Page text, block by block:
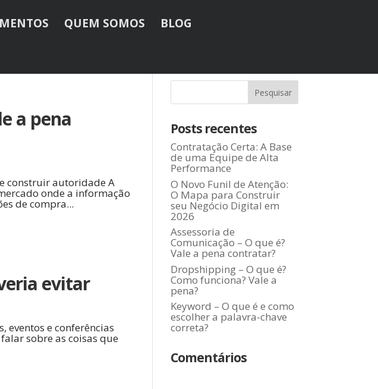
QUEM SOMOS
BLOG
a pena
construir autoridade A
onde a informação
de compra...
evitar
eventos e conferências
sobre as coisas que
Posts recentes
Contratação Certa: A Base
de uma Equipe de Alta
Performance
O Novo Funil de Atenção:
O Mapa para Construir
seu Negócio Digital em
2026
Assessoria de
Comunicação – O que é?
Vale a pena contratar?
Dropshipping – O que é?
Como funciona? Vale a
pena?
Keyword – O que é e como
escolher a palavra-chave
correta?
Comentários